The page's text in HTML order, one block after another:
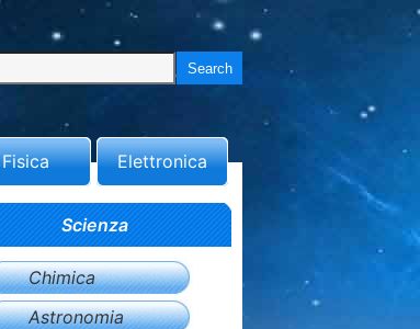
Fisica Elettronica
Scienza
Chimica
Astronomia